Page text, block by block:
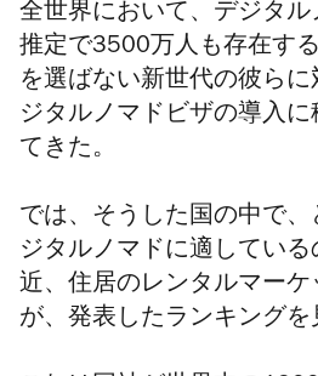
全世界において、デジタ
推定 で3500万人も存在す
を選ばない新世代の彼ら
ジタルノマドビザの導入
てきた。
では、そうした国の中で
ジタルノマドに適してい
近、住居のレンタルマーケ
が、発表したランキングを